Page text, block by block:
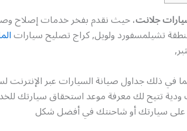
جلانت، حيث نقدم بفخر خدمات إصلاح
منطقة تشيلمسفورد ولويل, كراج تصليح سيارات
ذلك جداول صيانة السيارات عبر الإنترنت
ودية تتيح لك معرفة موعد استحقاق سيارتك
على سيارتك أو شاحنتك في أفضل شكل